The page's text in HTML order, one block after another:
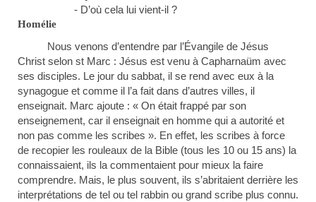
- D’où cela lui vient-il ?
Homélie
Nous venons d’entendre par l’Évangile de Jésus
Christ selon st Marc : Jésus est venu à Capharnaüm avec
ses disciples. Le jour du sabbat, il se rend avec eux à la
synagogue et comme il l’a fait dans d’autres villes, il
enseignait. Marc ajoute : « On était frappé par son
enseignement, car il enseignait en homme qui a autorité et
non pas comme les scribes ». En effet, les scribes à force
de recopier les rouleaux de la Bible (tous les 10 ou 15 ans) la
connaissaient, ils la commentaient pour mieux la faire
comprendre. Mais, le plus souvent, ils s’abritaient derrière les
interprétations de tel ou tel rabbin ou grand scribe plus connu.